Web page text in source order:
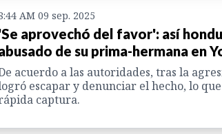
AM 09 sep. 2025
aprovechó del favor': así
de su prima-hermana en
acuerdo a las autoridades, tras la
escapar y denunciar el hecho, lo
captura.